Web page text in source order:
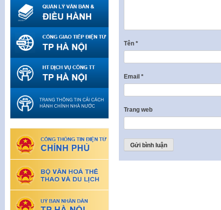
Tên *
Email *
Trang web